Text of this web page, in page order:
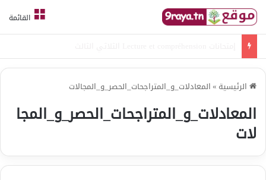
القائمة
الرئيسية »المعادلات_و_المتراجحات_الحصر_و_المجالات
المعادلات_و_المتراجحات_الحصر_و_المجا
لات